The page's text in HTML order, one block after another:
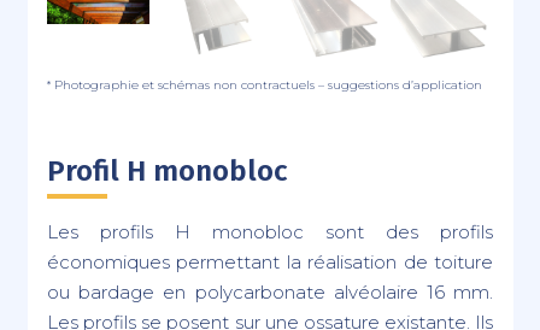
* Photographie et schémas non contractuels – suggestions d’application
Profil H monobloc
Les profils H monobloc sont des profils
économiques permettant la réalisation de toiture
ou bardage en polycarbonate alvéolaire 16 mm.
Les profils se posent sur une ossature existante. Ils